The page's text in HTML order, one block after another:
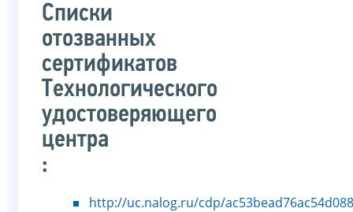
Списки
отозванных
сертификатов
Технологического
удостоверяющего
центра
:
http://uc.nalog.ru/cdp/